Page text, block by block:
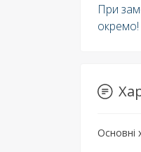
При
окремо!
Основні